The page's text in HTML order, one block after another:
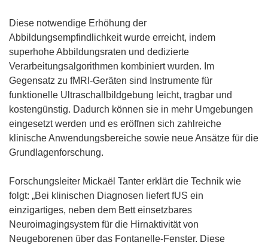
Diese notwendige Erhöhung der
Abbildungsempfindlichkeit wurde erreicht, indem
superhohe Abbildungsraten und dedizierte
Verarbeitungsalgorithmen kombiniert wurden. Im
Gegensatz zu fMRI-Geräten sind Instrumente für
funktionelle Ultraschallbildgebung leicht, tragbar und
kostengünstig. Dadurch können sie in mehr Umgebungen
eingesetzt werden und es eröffnen sich zahlreiche
klinische Anwendungsbereiche sowie neue Ansätze für die
Grundlagenforschung.
Forschungsleiter Mickaël Tanter erklärt die Technik wie
folgt: „Bei klinischen Diagnosen liefert fUS ein
einzigartiges, neben dem Bett einsetzbares
Neuroimagingsystem für die Hirnaktivität von
Neugeborenen über das Fontanelle-Fenster. Diese